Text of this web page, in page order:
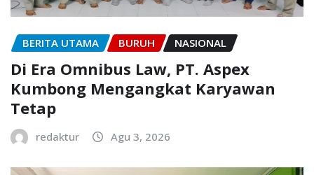
BERITA UTAMA BURUH NASIONAL
Di Era Omnibus Law, PT. Aspex
Kumbong Mengangkat Karyawan
Tetap
redaktur Agu 3, 2026